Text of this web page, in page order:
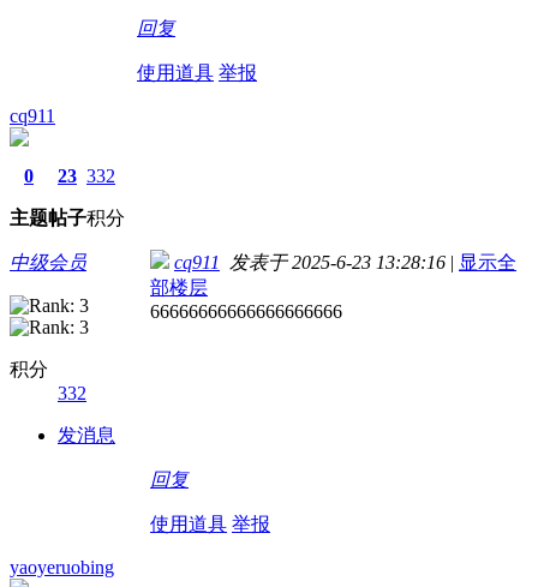
回复
使用道具 举报
cq911
0
主题
23
帖子
332
积分
中级会员
积分
332
发消息
cq911 发表于 2025-6-23 13:28:16 | 显示全
部楼层
66666666666666666666
回复
使用道具 举报
yaoyeruobing